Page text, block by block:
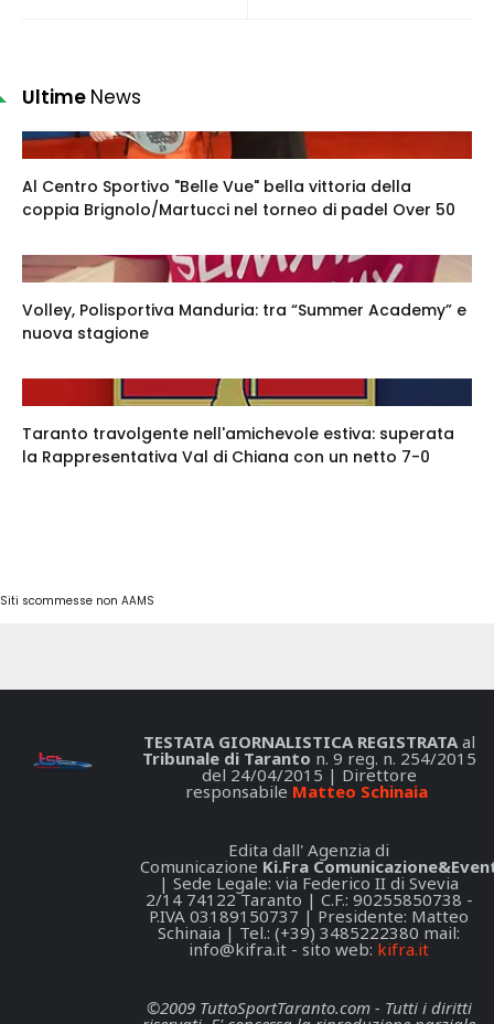
Ultime News
Al Centro Sportivo "Belle Vue" bella vittoria della
coppia Brignolo/Martucci nel torneo di padel Over 50
Volley, Polisportiva Manduria: tra “Summer Academy” e
nuova stagione
Taranto travolgente nell'amichevole estiva: superata
la Rappresentativa Val di Chiana con un netto 7-0
Siti scommesse non AAMS
TESTATA GIORNALISTICA REGISTRATAal
Tribunale di Taranto n. 9 reg. n. 254/2015
del 24/04/2015 | Direttore
responsabile Matteo Schinaia
Edita dall' Agenzia di
Comunicazione Ki.Fra
| Sede Legale: via Federico II di Svevia
2/14 74122 Taranto | C.F.: 90255850738 -
P.IVA 03189150737 | Presidente: Matteo
Schinaia | Tel.: (+39) 3485222380 mail:
info@kifra.it - sito web: kifra.it
©2009 TuttoSportTaranto.com - Tutti i diritti